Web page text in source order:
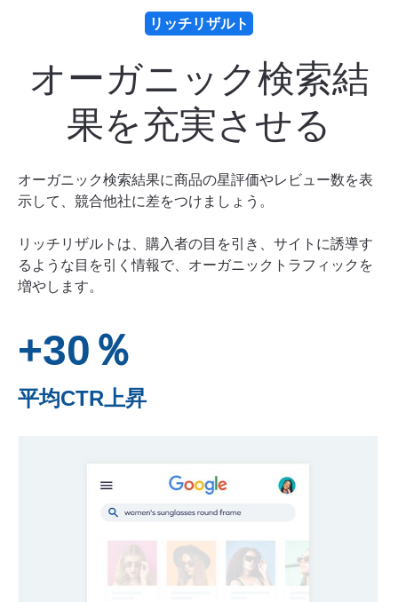
リッチリザルト
オーガニック検索結
果を充実させる
オーガニック検索結果に商品の星評価やレビュー数を表
示して、競合他社に差をつけましょう。
リッチリザルトは、購入者の目を引き、サイトに誘導す
るような目を引く情報で、オーガニックトラフィックを
増やします。
+30％
平均CTR上昇